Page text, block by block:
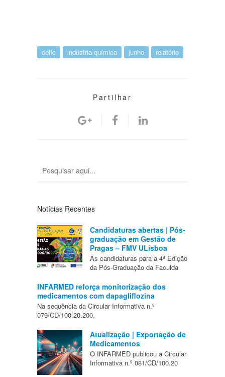
cefic indústria química junho relatório
Partilhar
Notícias Recentes
Candidaturas abertas | Pós-
graduação em Gestão de
Pragas – FMV ULisboa
As candidaturas para a 4ª Edição
da Pós-Graduação da Faculda
INFARMED reforça monitorização dos
medicamentos com dapagliflozina
Na sequência da Circular Informativa n.º
079/CD/100.20.200,
Atualização | Exportação de
Medicamentos
O INFARMED publicou a Circular
Informativa n.º 081/CD/100.20